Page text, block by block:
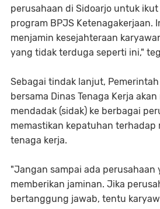
perusahaan di Sidoarjo untuk
program BPJS Ketenagakerjaan.
menjamin kesejahteraan
yang tidak terduga seperti ini,"
‎​Sebagai tindak lanjut,
bersama Dinas Tenaga Kerja
mendadak (sidak) ke berbagai
memastikan kepatuhan terhadap
tenaga kerja.
‎​"Jangan sampai ada perusahaan
memberikan jaminan. Jika
bertanggung jawab, tentu